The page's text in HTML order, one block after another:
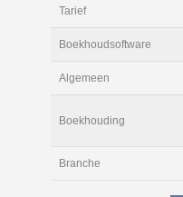
Salaris